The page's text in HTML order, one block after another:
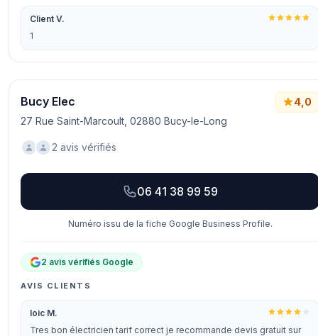
Client V.
1
Bucy Elec
27 Rue Saint-Marcoult, 02880 Bucy-le-Long
4,0
2 avis vérifiés
06 41 38 99 59
Numéro issu de la fiche Google Business Profile.
2 avis vérifiés Google
AVIS CLIENTS
loic M.
Tres bon électricien tarif correct je recommande devis gratuit sur